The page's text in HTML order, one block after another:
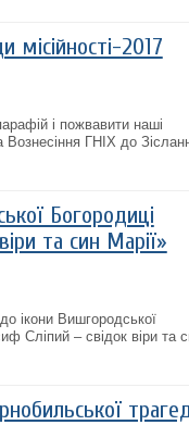
2017
і пожвавити наші
Вознесіння ГНІХ до
Богородиці
та син Марії»
ікони Вишгородської
Сліпий – свідок віри та